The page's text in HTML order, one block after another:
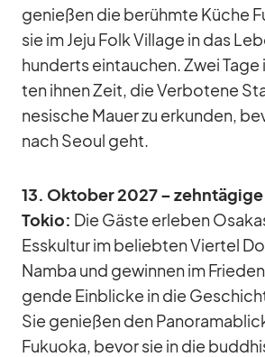
ge­nie­ßen die be­rühmte Kü­che
sie im Jeju Folk Vil­lage in das
hun­derts ein­tau­chen. Zwei
ten ih­nen Zeit, die Ver­bo­tene
ne­si­sche Mauer zu er­kun­den,
nach Seoul geht.
13. Ok­to­ber 2027 –
To­kio: Die Gäste er­le­ben
Ess­kul­tur im be­lieb­ten Vier­tel
Namba und ge­win­nen im
gende Ein­bli­cke in die
Sie ge­nie­ßen den
Fu­ku­oka, be­vor sie in die